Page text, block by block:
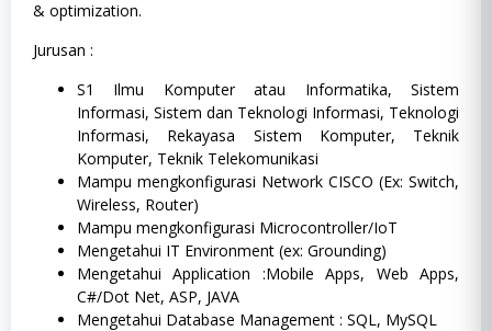
& optimization.
Jurusan :
S1 Ilmu Komputer atau Informatika, Sistem
Informasi, Sistem dan Teknologi Informasi, Teknologi
Informasi, Rekayasa Sistem Komputer, Teknik
Komputer, Teknik Telekomunikasi
Mampu mengkonfigurasi Network CISCO (Ex: Switch,
Wireless, Router)
Mampu mengkonfigurasi Microcontroller/IoT
Mengetahui IT Environment (ex: Grounding)
Mengetahui Application :Mobile Apps, Web Apps,
C#/Dot Net, ASP, JAVA
Mengetahui Database Management : SQL, MySQL